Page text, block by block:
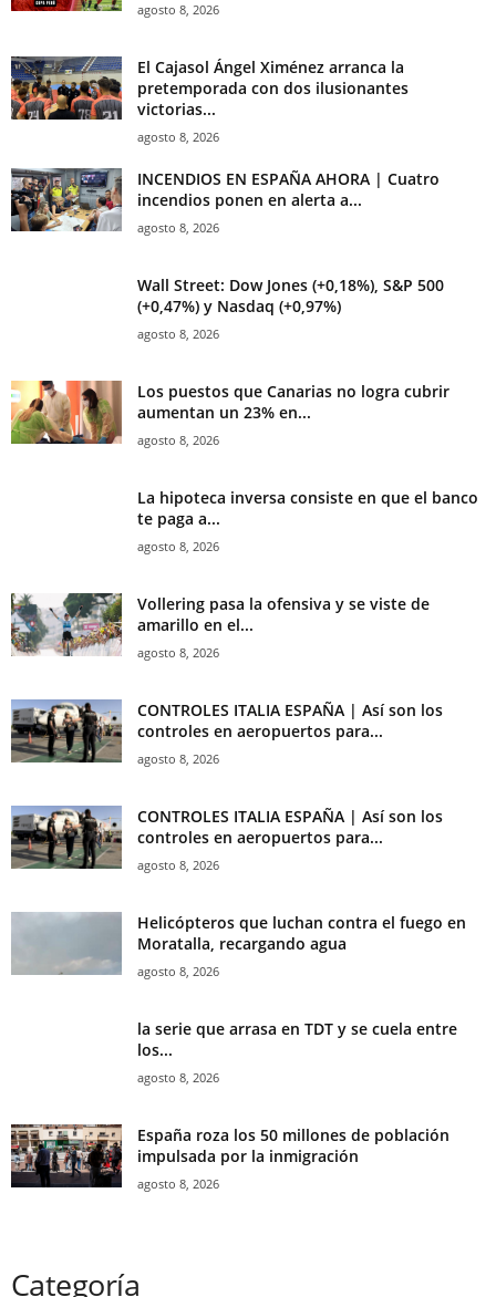
agosto 8, 2026
El Cajasol Ángel Ximénez arranca la
pretemporada con dos ilusionantes
victorias...
agosto 8, 2026
INCENDIOS EN ESPAÑA AHORA | Cuatro
incendios ponen en alerta a...
agosto 8, 2026
Wall Street: Dow Jones (+0,18%), S&P 500
(+0,47%) y Nasdaq (+0,97%)
agosto 8, 2026
Los puestos que Canarias no logra cubrir
aumentan un 23% en...
agosto 8, 2026
La hipoteca inversa consiste en que el banco
te paga a...
agosto 8, 2026
Vollering pasa la ofensiva y se viste de
amarillo en el...
agosto 8, 2026
CONTROLES ITALIA ESPAÑA | Así son los
controles en aeropuertos para...
agosto 8, 2026
CONTROLES ITALIA ESPAÑA | Así son los
controles en aeropuertos para...
agosto 8, 2026
Helicópteros que luchan contra el fuego en
Moratalla, recargando agua
agosto 8, 2026
la serie que arrasa en TDT y se cuela entre
los...
agosto 8, 2026
España roza los 50 millones de población
impulsada por la inmigración
agosto 8, 2026
Categoría